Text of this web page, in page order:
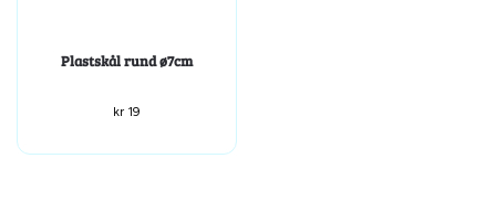
Plastskål rund ø7cm
kr 19